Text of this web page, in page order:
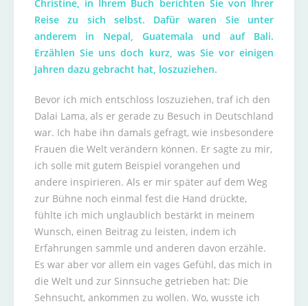
Christine, in Ihrem Buch berichten Sie von Ihrer
Reise zu sich selbst. Dafür waren Sie unter
anderem in Nepal, Guatemala und auf Bali.
Erzählen Sie uns doch kurz, was Sie vor einigen
Jahren dazu gebracht hat, loszuziehen.
Bevor ich mich entschloss loszuziehen, traf ich den
Dalai Lama, als er gerade zu Besuch in Deutschland
war. Ich habe ihn damals gefragt, wie insbesondere
Frauen die Welt verändern können. Er sagte zu mir,
ich solle mit gutem Beispiel vorangehen und
andere inspirieren. Als er mir später auf dem Weg
zur Bühne noch einmal fest die Hand drückte,
fühlte ich mich unglaublich bestärkt in meinem
Wunsch, einen Beitrag zu leisten, indem ich
Erfahrungen sammle und anderen davon erzähle.
Es war aber vor allem ein vages Gefühl, das mich in
die Welt und zur Sinnsuche getrieben hat: Die
Sehnsucht, ankommen zu wollen. Wo, wusste ich